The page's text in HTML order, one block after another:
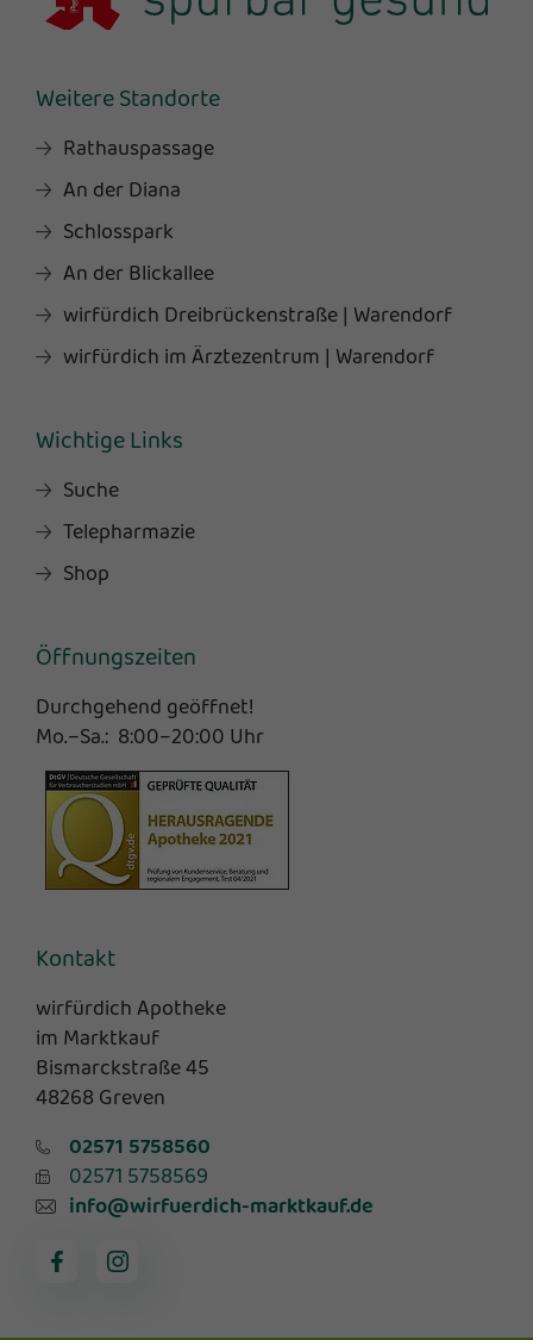
Weitere Standorte
Rathauspassage
An der Diana
Schlosspark
An der Blickallee
wirfürdich Dreibrückenstraße | Warendorf
wirfürdich im Ärztezentrum | Warendorf
Wichtige Links
Suche
Telepharmazie
Shop
Öffnungszeiten
Durchgehend geöffnet!
Mo.–Sa.: 8:00–20:00 Uhr
Kontakt
wirfürdich Apotheke
im Marktkauf
Bismarckstraße 45
48268 Greven
02571 5758560
02571 5758569
info@wirfuerdich-marktkauf.de